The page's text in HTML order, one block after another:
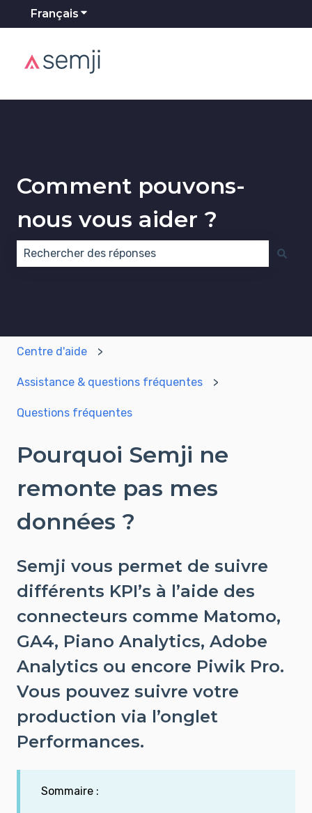
Français Afficher le sous-menu pour les
Comment pouvons-
nous vous aider ?
Centre d'aide
Assistance & questions fréquentes
Questions fréquentes
Pourquoi Semji ne
remonte pas mes
données ?
Semji vous permet de suivre
différents KPI’s à l’aide des
connecteurs comme Matomo,
GA4, Piano Analytics, Adobe
Analytics ou encore Piwik Pro.
Vous pouvez suivre votre
production via l’onglet
Performances.
Sommaire :